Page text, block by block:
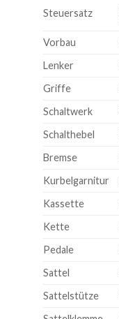
Steuersatz
Vorbau
Lenker
Griffe
Schaltwerk
Schalthebel
Bremse
Kurbelgarnitur
Kassette
Kette
Pedale
Sattel
Sattelstütze